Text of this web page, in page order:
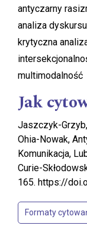
antyczarny
analiza dyskursu
krytyczna
multimodalność
Jak
Jaszczyk-
Ohia-Nowak,
Komunikacja,
Curie-
165. https://
Formaty